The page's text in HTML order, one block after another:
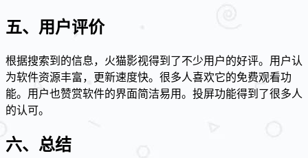
五、用户评价
根据搜索到的信息，火猫影视得到了不少用户的好评。用户认
为软件资源丰富，更新速度快。很多人喜欢它的免费观看功
能。用户也赞赏软件的界面简洁易用。投屏功能得到了很多人
的认可。
六、总结